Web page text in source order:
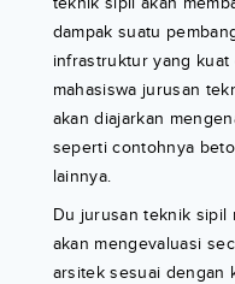
dampak suatu
infrastruktur yang
mahasiswa jurusan
akan diajarkan
seperti contohnya
lainnya.
Du jurusan teknik sipil
akan mengevaluasi
arsitek sesuai dengan